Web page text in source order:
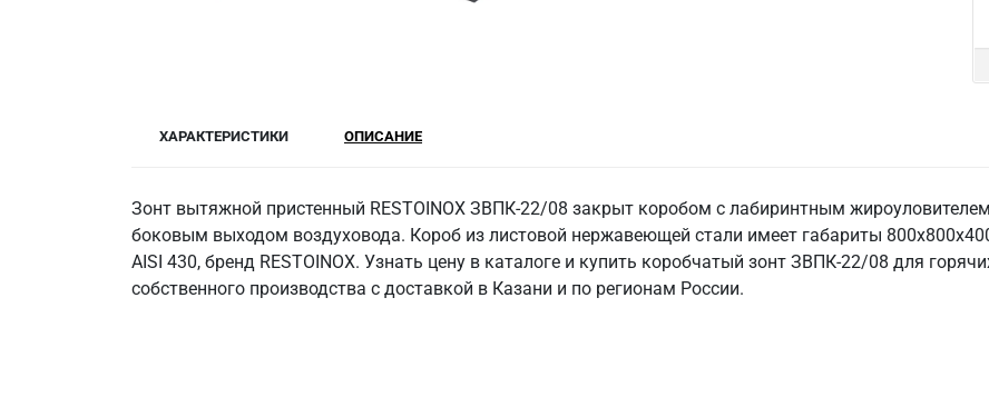
ХАРАКТЕРИСТИКИ ОПИСАНИЕ
Зонт вытяжной пристенный RESTOINOX ЗВПК-22/08 закрыт коробом с лабиринтным
боковым выходом воздуховода. Короб из листовой нержавеющей стали имеет габариты
AISI 430, бренд RESTOINOX. Узнать цену в каталоге и купить коробчатый зонт ЗВПК-22/08 для
собственного производства с доставкой в Казани и по регионам России.